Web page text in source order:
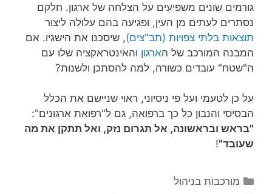
גורמים שונים משפיעים על הצלחה של ארגון. חלקם
נסתרים לעתים מן העין, ופגיעה בהם עלולה ליצור
תוצאות בלתי צפויות (תב"צים), שיסכנו את הישגיו. אם
המבנה המורכב של הארגון והאינטראקציה שלו עם
ה"שטח" עובדים כשורה, למה להסתכן ולשנות?
על כן לטעמי ועל פי ניסיוני, ראוי שניישם את הכלל
הבסיסי והנבון כל כך ברפואה, גם ל"רפואת ארגונים":
"בראש ובראשונה, אל תגרום נזק, ואל תתקן את מה
שעובד"!
קטגוריות
מורכבות בניהול